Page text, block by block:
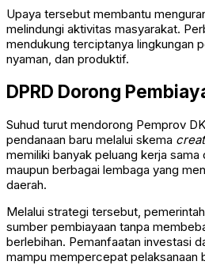
Upaya tersebut membantu
melindungi aktivitas masyarakat.
mendukung terciptanya lingkungan
nyaman, dan produktif.
DPRD Dorong
Suhud turut mendorong Pemprov
pendanaan baru melalui skema
memiliki banyak peluang kerja
maupun berbagai lembaga yang
daerah.
Melalui strategi tersebut,
sumber pembiayaan tanpa
berlebihan. Pemanfaatan investasi
mampu mempercepat pelaksanaan